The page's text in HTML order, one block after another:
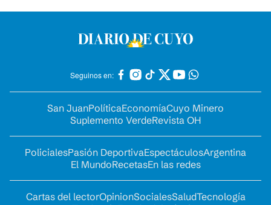
Seguinos en:
San JuanPolíticaEconomíaCuyo Minero
Suplemento VerdeRevista OH
PolicialesPasión DeportivaEspectáculosArgentina
El MundoRecetasEn las redes
Cartas del lectorOpinionSocialesSaludTecnología